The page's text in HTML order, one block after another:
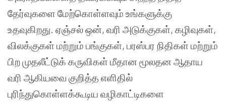
தேர்வுகளை மேற்கொள்ளவும் உங்களுக்கு
உதவுகிறது. ஏஞ்சல் ஒன், வரி அடுக்குகள், கழிவுகள்,
விலக்குகள் மற்றும் பங்குகள், பரஸ்பர நிதிகள் மற்றும்
பிற முதலீட்டுக் கருவிகள் மீதான மூலதன ஆதாய
வரி ஆகியவை குறித்த எளிதில்
புரிந்துகொள்ளக்கூடிய வழிகாட்டிகளை